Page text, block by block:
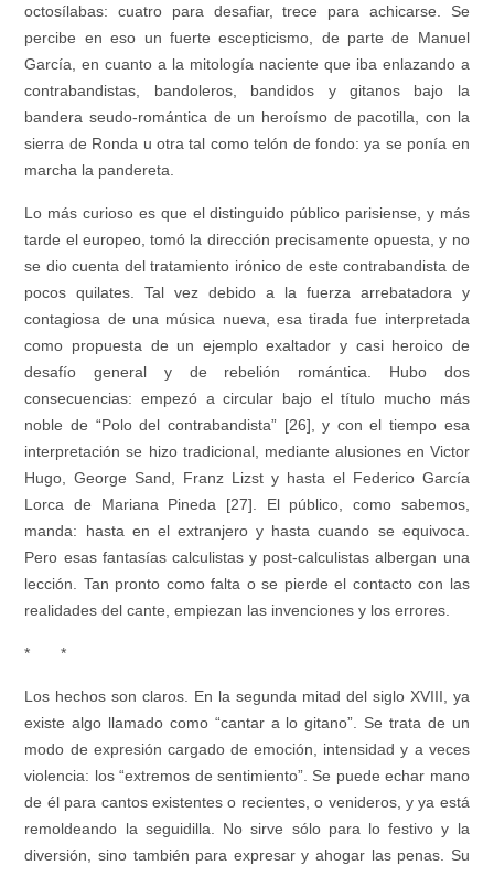
octosílabas: cuatro para desafiar, trece para achicarse. Se
percibe en eso un fuerte escepticismo, de parte de Manuel
García, en cuanto a la mitología naciente que iba enlazando a
contrabandistas, bandoleros, bandidos y gitanos bajo la
bandera seudo-romántica de un heroísmo de pacotilla, con la
sierra de Ronda u otra tal como telón de fondo: ya se ponía en
marcha la pandereta.
Lo más curioso es que el distinguido público parisiense, y más
tarde el europeo, tomó la dirección precisamente opuesta, y no
se dio cuenta del tratamiento irónico de este contrabandista de
pocos quilates. Tal vez debido a la fuerza arrebatadora y
contagiosa de una música nueva, esa tirada fue interpretada
como propuesta de un ejemplo exaltador y casi heroico de
desafío general y de rebelión romántica. Hubo dos
consecuencias: empezó a circular bajo el título mucho más
noble de “Polo del contrabandista” [26], y con el tiempo esa
interpretación se hizo tradicional, mediante alusiones en Victor
Hugo, George Sand, Franz Lizst y hasta el Federico García
Lorca de Mariana Pineda [27]. El público, como sabemos,
manda: hasta en el extranjero y hasta cuando se equivoca.
Pero esas fantasías calculistas y post-calculistas albergan una
lección. Tan pronto como falta o se pierde el contacto con las
realidades del cante, empiezan las invenciones y los errores.
* *
Los hechos son claros. En la segunda mitad del siglo XVIII, ya
existe algo llamado como “cantar a lo gitano”. Se trata de un
modo de expresión cargado de emoción, intensidad y a veces
violencia: los “extremos de sentimiento”. Se puede echar mano
de él para cantos existentes o recientes, o venideros, y ya está
remoldeando la seguidilla. No sirve sólo para lo festivo y la
diversión, sino también para expresar y ahogar las penas. Su